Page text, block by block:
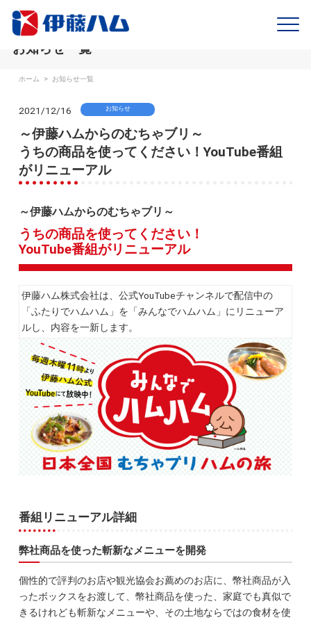
お知らせ一覧
ホーム > お知らせ一覧
2021/12/16 お知らせ
～伊藤ハムからのむちゃブリ～
うちの商品を使ってください！YouTube番組
がリニューアル
～伊藤ハムからのむちゃブリ～
うちの商品を使ってください！
YouTube番組がリニューアル
伊藤ハム株式会社は、公式YouTubeチャンネルで配信中の
「ふたりでハムハム」を「みんなでハムハム」にリニューア
ルし、内容を一新します。
番組リニューアル詳細
弊社商品を使った斬新なメニューを開発
個性的で評判のお店や観光協会お薦めのお店に、幣社商品が入
ったボックスをお渡して、幣社商品を使った、家庭でも真似で
きるけれども斬新なメニューや、その土地ならではの食材を使